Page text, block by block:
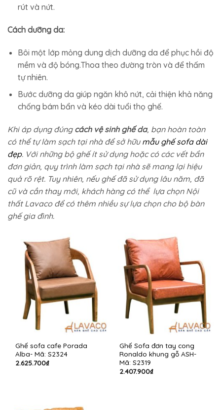
rút và nứt.
Cách dưỡng da:
Bôi một lớp mỏng dung dịch dưỡng da để phục hồi độ
mềm và độ bóng.Thoa theo đường tròn và để thấm
tự nhiên.
Bước dưỡng da giúp ngăn khô nứt, cải thiện khả năng
chống bám bẩn và kéo dài tuổi thọ ghế.
Khi áp dụng đúng cách vệ sinh ghế da, bạn hoàn toàn
có thể tự làm sạch tại nhà để sở hữu mẫu ghế sofa dài
đẹp. Với những bộ ghế ít sử dụng hoặc có các vết bẩn
đơn giản, quy trình làm sạch tại nhà sẽ mang lại hiệu
quả rõ rệt. Tuy nhiên, nếu ghế đã sử dụng lâu năm, đã
cũ và cần thay mới, khách hàng có thể lựa chọn Nội
thất Lavaco để có thêm nhiều sự lựa chọn cho bộ bàn
ghế gia đình.
Ghế sofa cafe Porada
Alba- Mã: S2324
2.625.700₫
Ghế Sofa đơn tay cong
Ronaldo khung gỗ ASH-
Mã: S2319
2.407.900₫